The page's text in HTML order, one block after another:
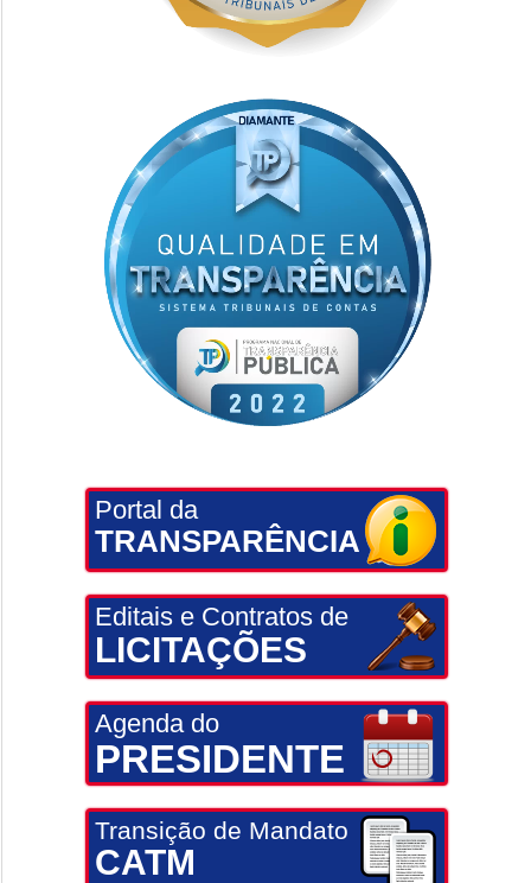
Portal da
TRANSPARÊNCIA
Editais e Contratos de
LICITAÇÕES
Agenda do
PRESIDENTE
Transição de Mandato
CATM